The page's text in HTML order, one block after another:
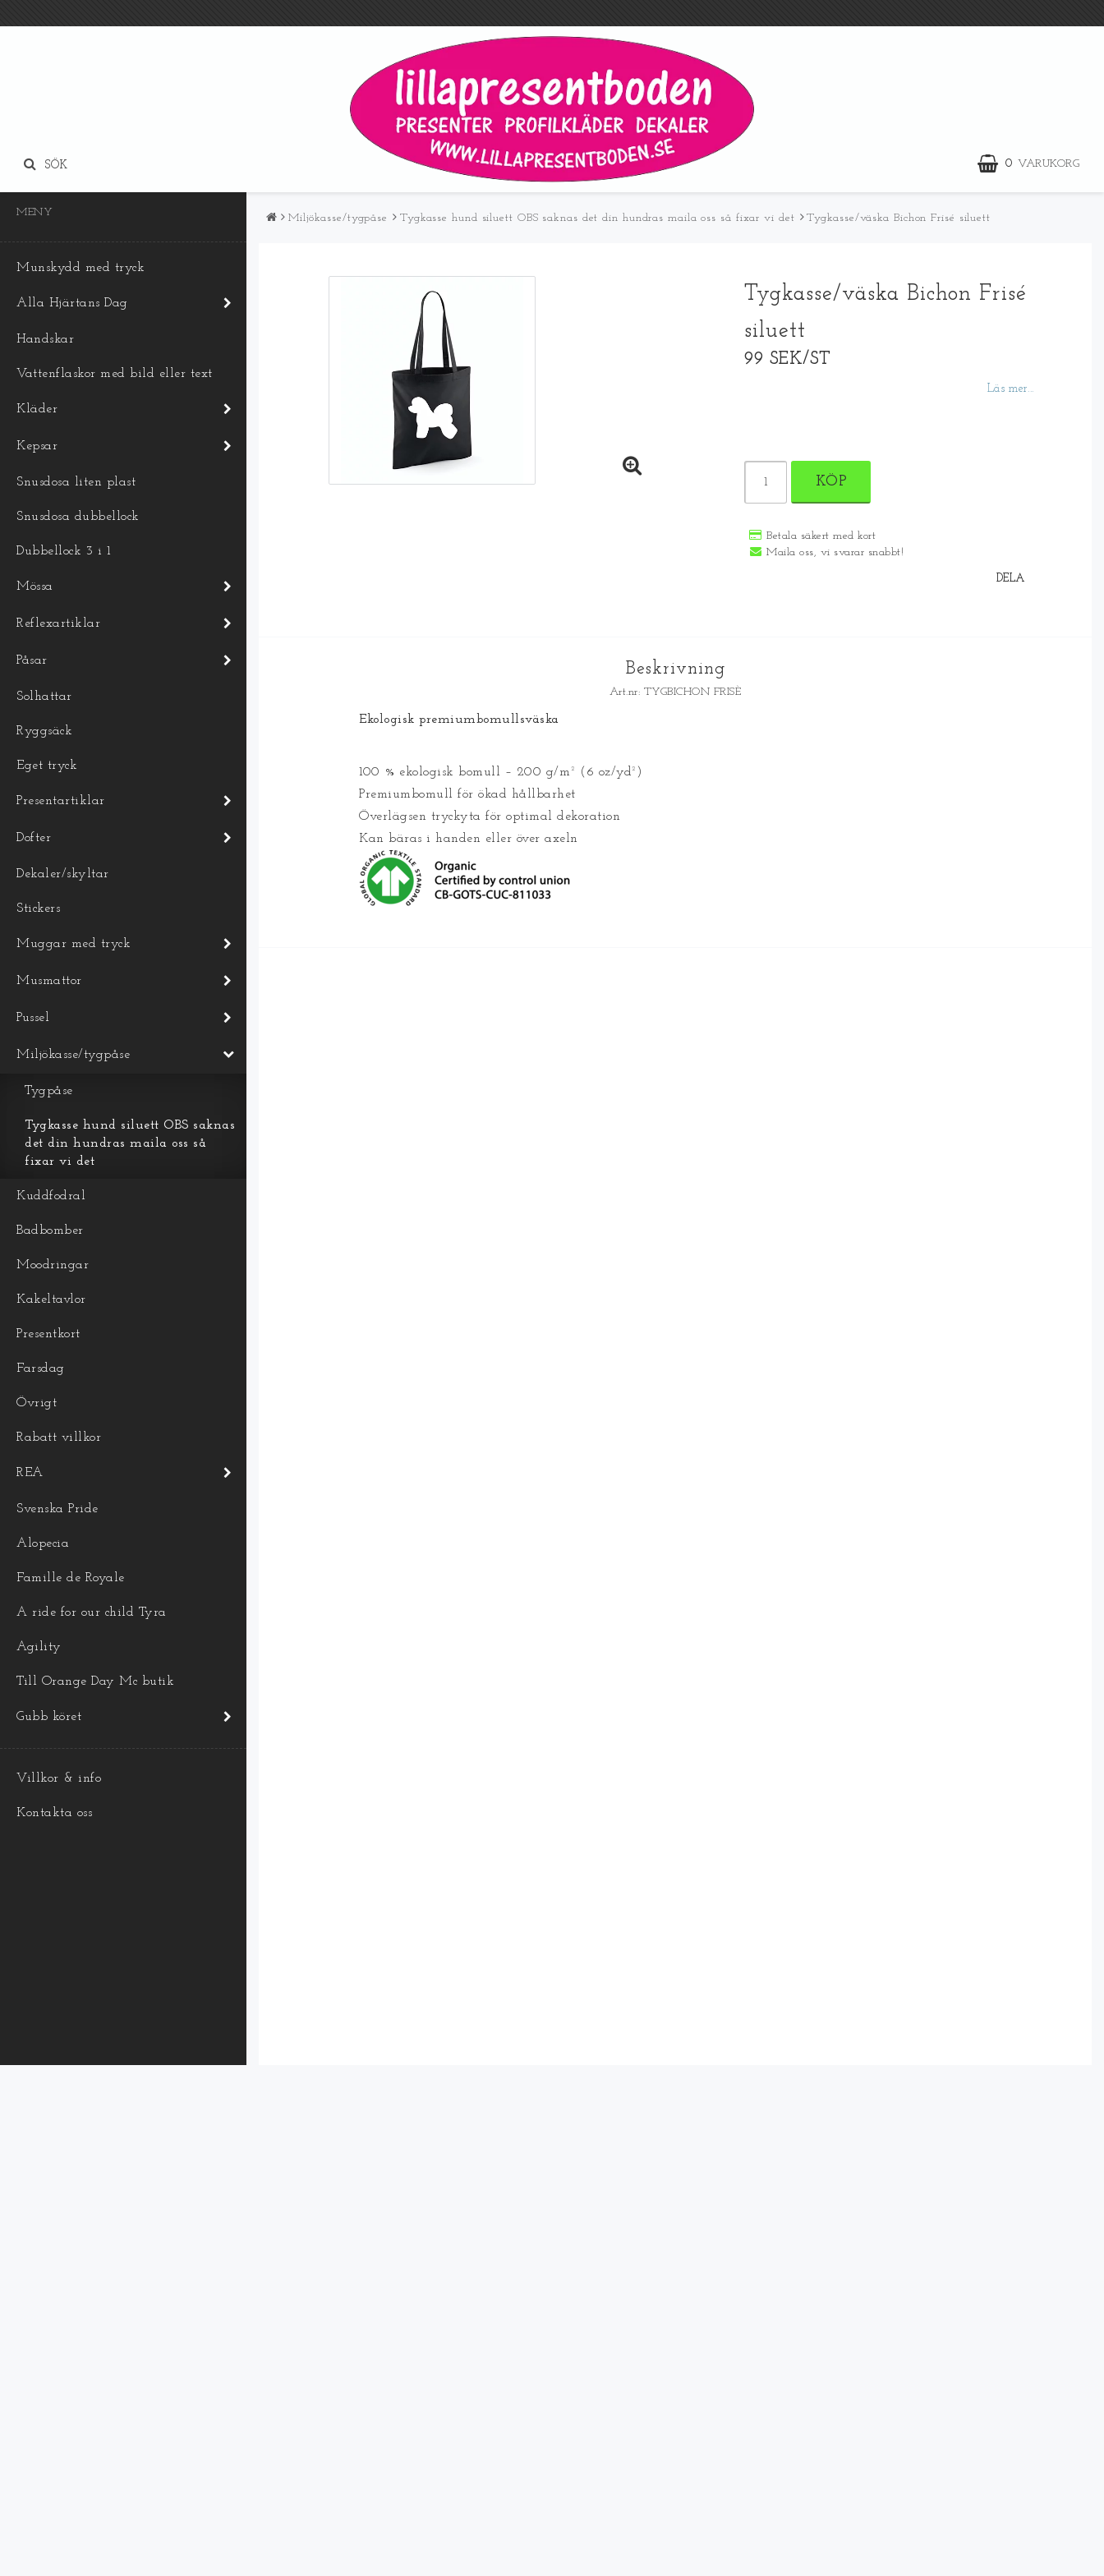
0 VARUKORG
SÖK
MENY
Munskydd med tryck
Alla Hjärtans Dag
Handskar
Vattenflaskor med bild eller text
Kläder
Kepsar
Snusdosa liten plast
Snusdosa dubbellock
Dubbellock 3 i 1
Mössa
Reflexartiklar
Påsar
Solhattar
Ryggsäck
Eget tryck
Presentartiklar
Dofter
Dekaler/skyltar
Stickers
Muggar med tryck
Musmattor
Pussel
Miljökasse/tygpåse
Tygpåse
Tygkasse hund siluett OBS saknas
det din hundras maila oss så
fixar vi det
Kuddfodral
Badbomber
Moodringar
Kakeltavlor
Presentkort
Farsdag
Övrigt
Rabatt villkor
REA
Svenska Pride
Alopecia
Famille de Royale
A ride for our child Tyra
Agility
Till Orange Day Mc butik
Gubb köret
Villkor & info
Kontakta oss
Miljökasse/tygpåse Tygkasse hund siluett OBS saknas det din hundras maila oss så fixar vi det Tygkasse/väska Bichon Frisé siluett
Tygkasse/väska Bichon Frisé
siluett
99 SEK/ST
Läs mer...
KÖP
Betala säkert med kort
Maila oss, vi svarar snabbt!
DELA
Beskrivning
Art.nr: TYGBICHON FRISÈ
Ekologisk premiumbomullsväska
100 % ekologisk bomull – 200 g/m² (6 oz/yd²)
Premiumbomull för ökad hållbarhet
Överlägsen tryckyta för optimal dekoration
Kan bäras i handen eller över axeln